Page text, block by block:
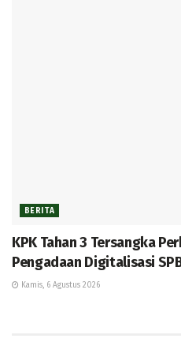
BERITA
KPK Tahan 3 Tersangka
Pengadaan Digitalisasi
Kamis, 6 Agustus 2026